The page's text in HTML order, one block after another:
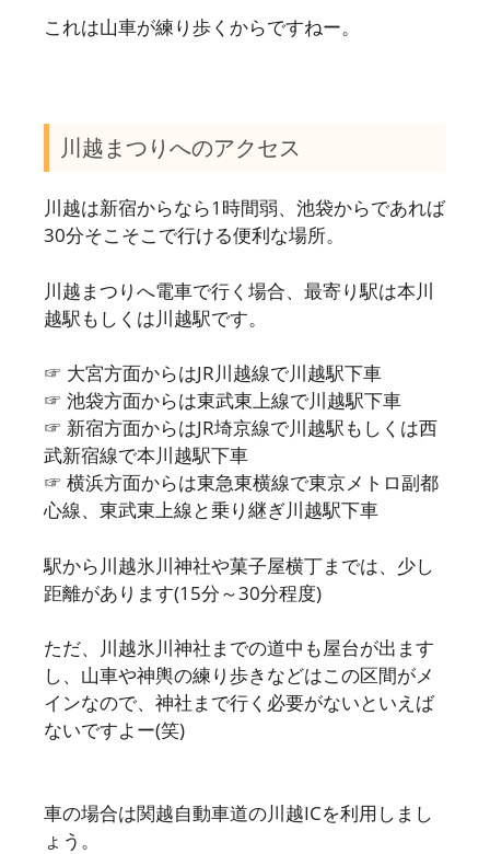
これは山車が練り歩くからですねー。
川越まつりへのアクセス
川越は新宿からなら1時間弱、池袋からであれば
30分そこそこで行ける便利な場所。
川越まつりへ電車で行く場合、最寄り駅は本川
越駅もしくは川越駅です。
☞ 大宮方面からはJR川越線で川越駅下車
☞ 池袋方面からは東武東上線で川越駅下車
☞ 新宿方面からはJR埼京線で川越駅もしくは西
武新宿線で本川越駅下車
☞ 横浜方面からは東急東横線で東京メトロ副都
心線、東武東上線と乗り継ぎ川越駅下車
駅から川越氷川神社や菓子屋横丁までは、少し
距離があります(15分～30分程度)
ただ、川越氷川神社までの道中も屋台が出ます
し、山車や神輿の練り歩きなどはこの区間がメ
インなので、神社まで行く必要がないといえば
ないですよー(笑)
車の場合は関越自動車道の川越ICを利用しまし
ょう。